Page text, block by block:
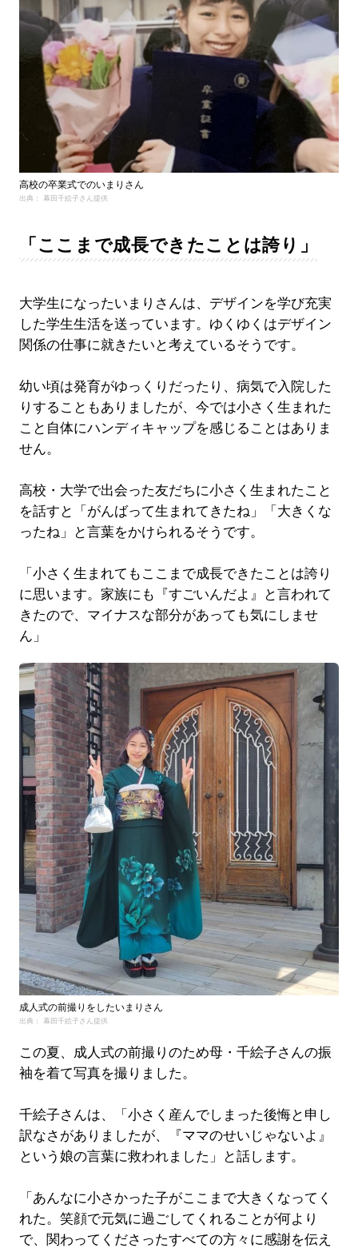
高校の卒業式でのいまりさん
出典： 幕田千絵子さん提供
「ここまで成長できたことは誇り」
大学生になったいまりさんは、デザインを学び充実
した学生生活を送っています。ゆくゆくはデザイン
関係の仕事に就きたいと考えているそうです。
幼い頃は発育がゆっくりだったり、病気で入院した
りすることもありましたが、今では小さく生まれた
こと自体にハンディキャップを感じることはありま
せん。
高校・大学で出会った友だちに小さく生まれたこと
を話すと「がんばって生まれてきたね」「大きくな
ったね」と言葉をかけられるそうです。
「小さく生まれてもここまで成長できたことは誇り
に思います。家族にも『すごいんだよ』と言われて
きたので、マイナスな部分があっても気にしませ
ん」
成人式の前撮りをしたいまりさん
出典： 幕田千絵子さん提供
この夏、成人式の前撮りのため母・千絵子さんの振
袖を着て写真を撮りました。
千絵子さんは、「小さく産んでしまった後悔と申し
訳なさがありましたが、『ママのせいじゃないよ』
という娘の言葉に救われました」と話します。
「あんなに小さかった子がここまで大きくなってく
れた。笑顔で元気に過ごしてくれることが何より
で、関わってくださったすべての方々に感謝を伝え